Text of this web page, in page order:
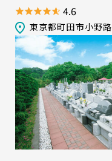
宗教不問
生前申込可
法要施設
管理棟
送迎バス
駐車場
4.6